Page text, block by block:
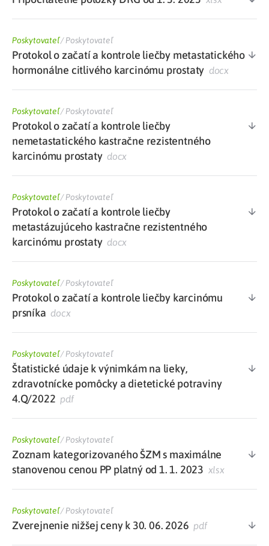
Poskytovateľ/Poskytovateľ
Protokol o začatí a kontrole liečby metastatického
hormonálne citlivého karcinómu prostaty docx
Poskytovateľ/Poskytovateľ
Protokol o začatí a kontrole liečby
nemetastatického kastračne rezistentného
karcinómu prostatydocx
Poskytovateľ/Poskytovateľ
Protokol o začatí a kontrole liečby
metastázujúceho kastračne rezistentného
karcinómu prostatydocx
Poskytovateľ/Poskytovateľ
Protokol o začatí a kontrole liečby karcinómu
prsníka docx
Poskytovateľ/Poskytovateľ
Štatistické údaje k výnimkám na lieky,
zdravotnícke pomôcky a dietetické potraviny
4.Q/2022 pdf
Poskytovateľ/Poskytovateľ
Zoznam kategorizovaného ŠZM s maximálne
stanovenou cenou PP platný od 1. 1. 2023 xlsx
Poskytovateľ/Poskytovateľ
Zverejnenie nižšej ceny k 30. 06. 2026 pdf